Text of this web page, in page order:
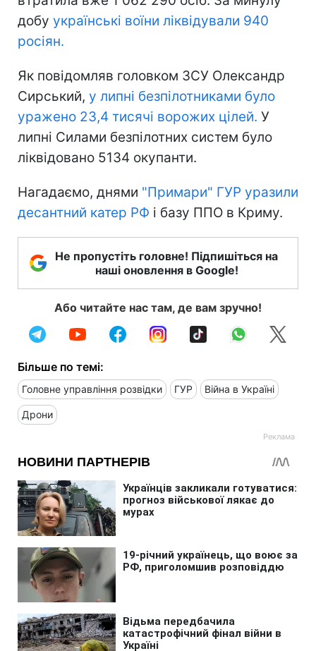
добу українські воїни ліквідували 940
росіян.
Як повідомляв головком ЗСУ Олександр
Сирський, у липні безпілотниками було
уражено 23,4 тисячі ворожих цілей. У
липні Силами безпілотних систем було
ліквідовано 5134 окупанти.
Нагадаємо, днями "Примари" ГУР уразили
десантний катер РФ і базу ППО в Криму.
Не пропустіть головне! Підпишіться на
наші оновлення в Google!
Або читайте нас там, де вам зручно!
Більше по темі:
Головне управління розвідки ГУР Війна в Україні
Дрони